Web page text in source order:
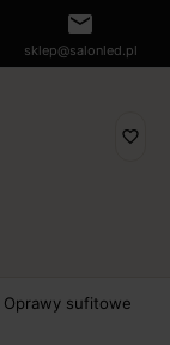
mail
sklep@salonled.pl
favorite_border
Oprawy sufitowe